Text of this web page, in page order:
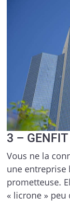
3 – GENFIT
Vous ne la
une entreprise
prometteuse.
« licrone » peu